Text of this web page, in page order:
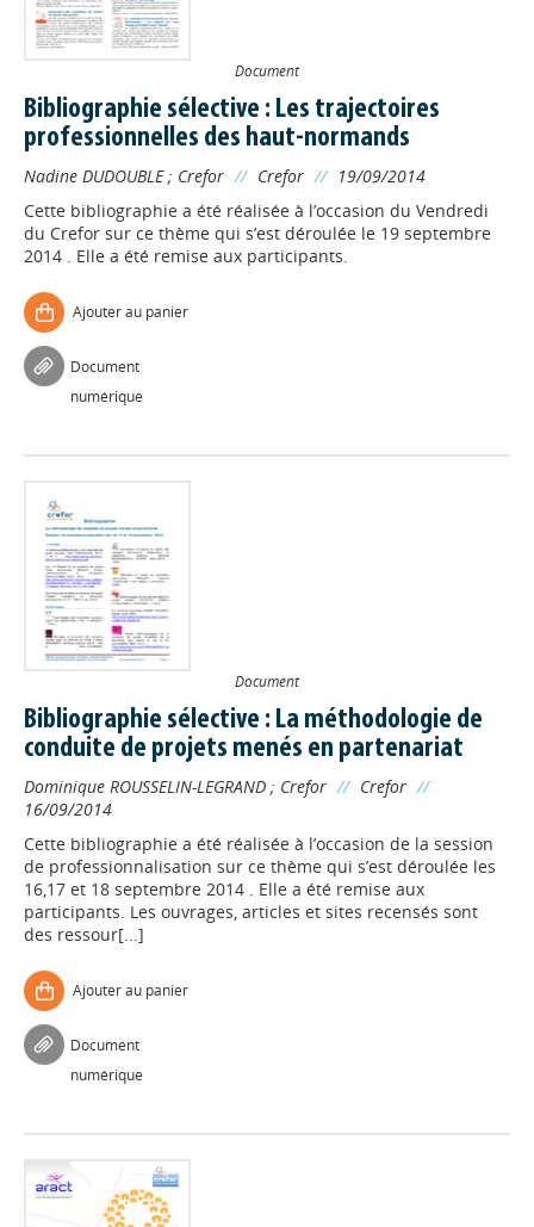
Document
Bibliographie sélective : Les trajectoires
professionnelles des haut-normands
Nadine DUDOUBLE; Crefor // Crefor // 19/09/2014
Cette bibliographie a été réalisée à l’occasion du Vendredi
du Crefor sur ce thème qui s’est déroulée le 19 septembre
2014 . Elle a été remise aux participants.
Ajouter au panier
Document
numérique
Document
Bibliographie sélective : La méthodologie de
conduite de projets menés en partenariat
Dominique ROUSSELIN-LEGRAND ; Crefor // Crefor //
16/09/2014
Cette bibliographie a été réalisée à l’occasion de la session
de professionnalisation sur ce thème qui s’est déroulée les
16,17 et 18 septembre 2014 . Elle a été remise aux
participants. Les ouvrages, articles et sites recensés sont
des ressour[...]
Ajouter au panier
Document
numérique